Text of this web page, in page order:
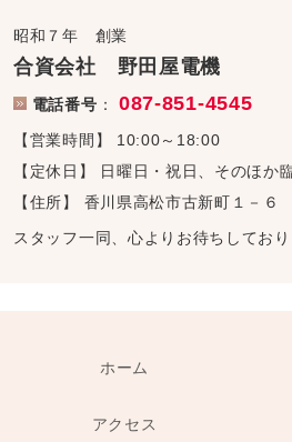
昭和７年 創業
合資会社 野田屋電機
電話番号 ： 087-851-4545
【営業時間】 10:00～18:00
【定休日】 日曜日・祝日、そのほか
【住所】 香川県高松市古新町１－６
スタッフ一同、心よりお待ちしており
ホーム
アクセス